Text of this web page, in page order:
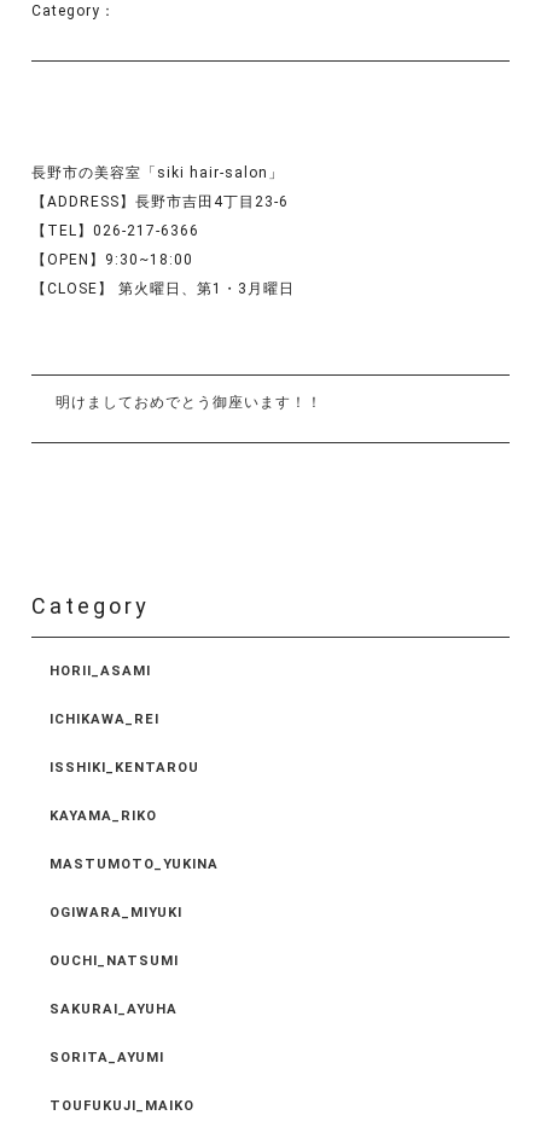
Category：
長野市の美容室「siki hair-salon」
【ADDRESS】長野市吉田4丁目23-6
【TEL】026-217-6366
【OPEN】9:30~18:00
【CLOSE】 第火曜日、第1・3月曜日
明けましておめでとう御座います！！
Category
HORII_ASAMI
ICHIKAWA_REI
ISSHIKI_KENTAROU
KAYAMA_RIKO
MASTUMOTO_YUKINA
OGIWARA_MIYUKI
OUCHI_NATSUMI
SAKURAI_AYUHA
SORITA_AYUMI
TOUFUKUJI_MAIKO